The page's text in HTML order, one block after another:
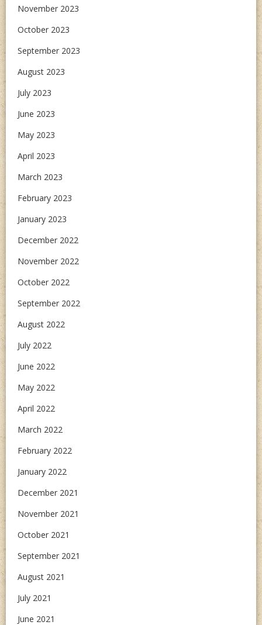
November 2023
October 2023
September 2023
August 2023
July 2023
June 2023
May 2023
April 2023
March 2023
February 2023
January 2023
December 2022
November 2022
October 2022
September 2022
August 2022
July 2022
June 2022
May 2022
April 2022
March 2022
February 2022
January 2022
December 2021
November 2021
October 2021
September 2021
August 2021
July 2021
June 2021